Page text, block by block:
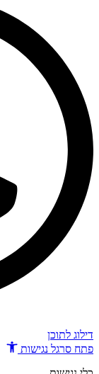
דילוג לתוכן
פתח סרגל נגישות